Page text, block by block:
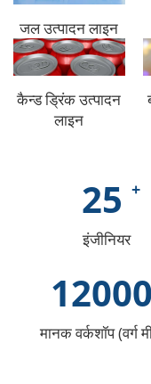
जल उत्पादन लाइन
कैन्ड ड्रिंक उत्पादन
लाइन
25
इंजीनियर
12000
मानक वर्कशॉप (वर्ग